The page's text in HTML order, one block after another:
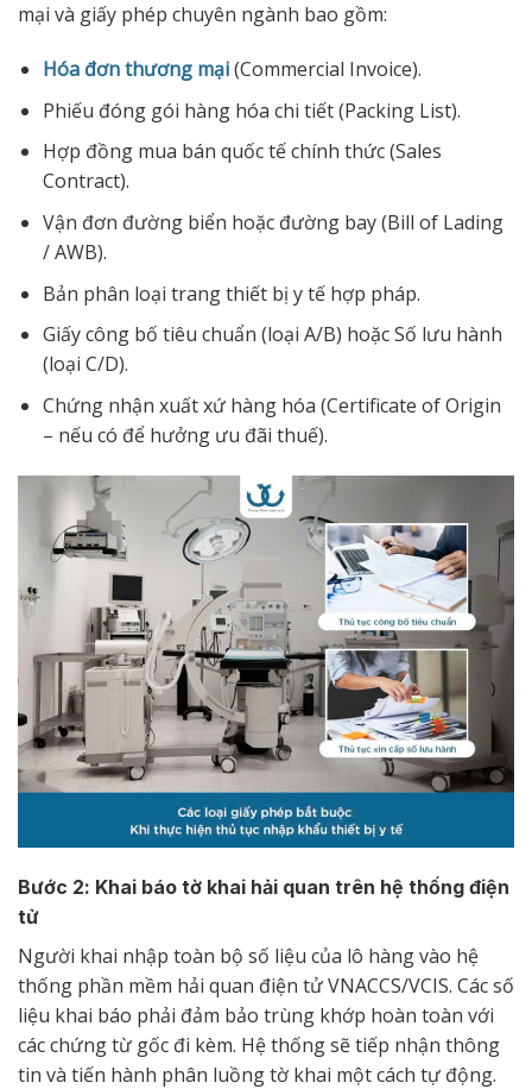
mại và giấy phép chuyên ngành bao gồm:
Hóa đơn thương mại(Commercial Invoice).
Phiếu đóng gói hàng hóa chi tiết (Packing List).
Hợp đồng mua bán quốc tế chính thức (Sales
Contract).
Vận đơn đường biển hoặc đường bay (Bill of Lading
/ AWB).
Bản phân loại trang thiết bị y tế hợp pháp.
Giấy công bố tiêu chuẩn (loại A/B) hoặc Số lưu hành
(loại C/D).
Chứng nhận xuất xứ hàng hóa (Certificate of Origin
– nếu có để hưởng ưu đãi thuế).
Bước 2: Khai báo tờ khai hải quan trên hệ thống điện
tử
Người khai nhập toàn bộ số liệu của lô hàng vào hệ
thống phần mềm hải quan điện tử VNACCS/VCIS. Các số
liệu khai báo phải đảm bảo trùng khớp hoàn toàn với
các chứng từ gốc đi kèm. Hệ thống sẽ tiếp nhận thông
tin và tiến hành phân luồng tờ khai một cách tự động.